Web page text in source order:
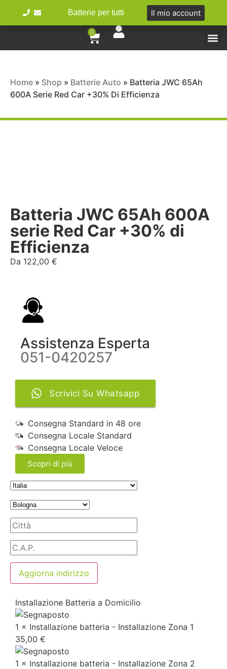
Batterie per tutti Il mio account
0
Home » Shop » Batterie Auto » Batteria JWC 65Ah
600A Serie Red Car +30% Di Efficienza
Batteria JWC 65Ah 600A
serie Red Car +30% di
Efficienza
Da 122,00 €
Assistenza Esperta
051-0420257
Scrivici Su Whatsapp
Consegna Standard in 48 ore
Consegna Locale Standard
Consegna Locale Veloce
Scopri di più
Aggiorna indirizzo
Installazione Batteria a Domicilio
1 × Installazione batteria - Installazione Zona 1
35,00 €
1 × Installazione batteria - Installazione Zona 2